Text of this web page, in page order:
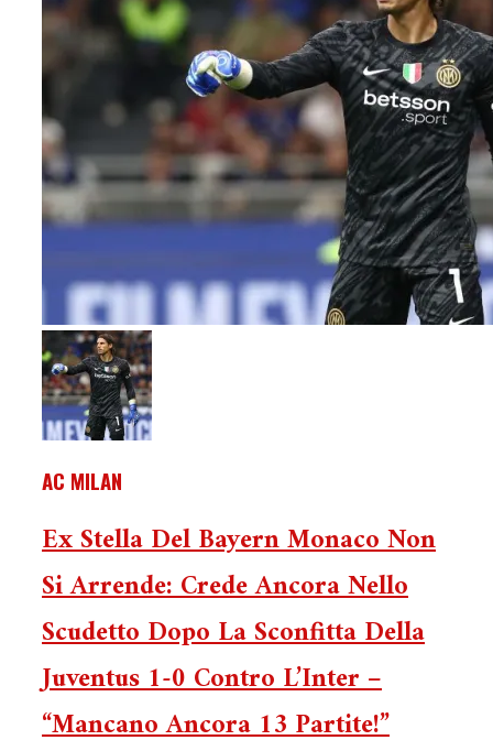
AC MILAN
Ex Stella Del Bayern Monaco Non
Si Arrende: Crede Ancora Nello
Scudetto Dopo La Sconfitta Della
Juventus 1-0 Contro L’Inter –
“Mancano Ancora 13 Partite!”